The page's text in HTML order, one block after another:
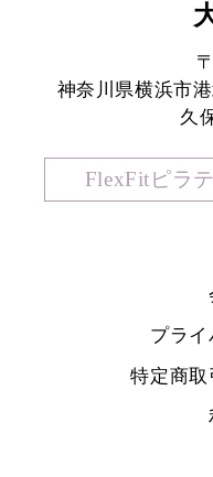
神奈川県横浜市
久
FlexFitピラ
プライ
特定商